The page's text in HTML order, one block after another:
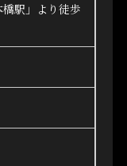
駅」より徒歩